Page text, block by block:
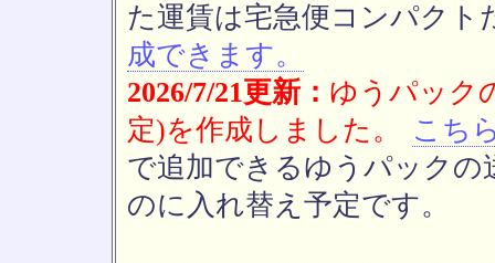
た運賃は宅急便コンパクト
成できます。
2026/7/21更新： ゆうパック
定)を作成しました。
こち
で追加できるゆうパックの
のに入れ替え予定です。